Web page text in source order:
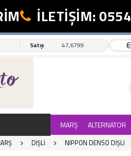
İLETİŞİM: 0554
Satış 47,6799 €
MARŞ ALTERNATOR
DİŞLİ NIPPON DENSO DİŞLİ